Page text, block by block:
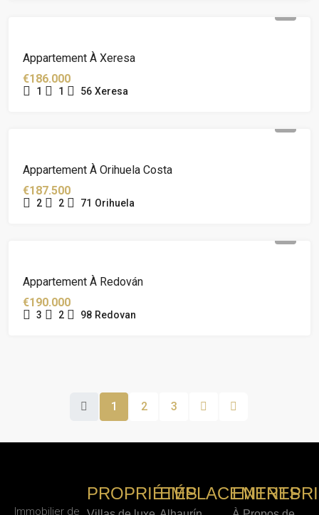
Appartement À Xeresa
€186.000
1 1 56 Xeresa
Appartement À Orihuela Costa
€187.500
2 2 71 Orihuela
Appartement À Redován
€190.000
3 2 98 Redovan
1 2 3
Immobilier de
PROPRIÉTÉSEMPLACEMENTS